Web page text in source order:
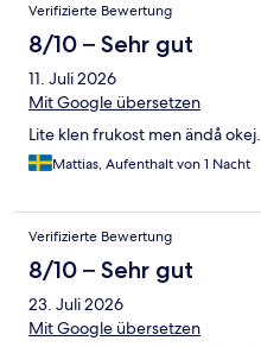
Verifizierte Bewertung
8/10 – Sehr gut
11. Juli 2026
Mit Google übersetzen
Lite klen frukost men ändå okej.
Mattias, Aufenthalt von 1 Nacht
Verifizierte Bewertung
8/10 – Sehr gut
23. Juli 2026
Mit Google übersetzen